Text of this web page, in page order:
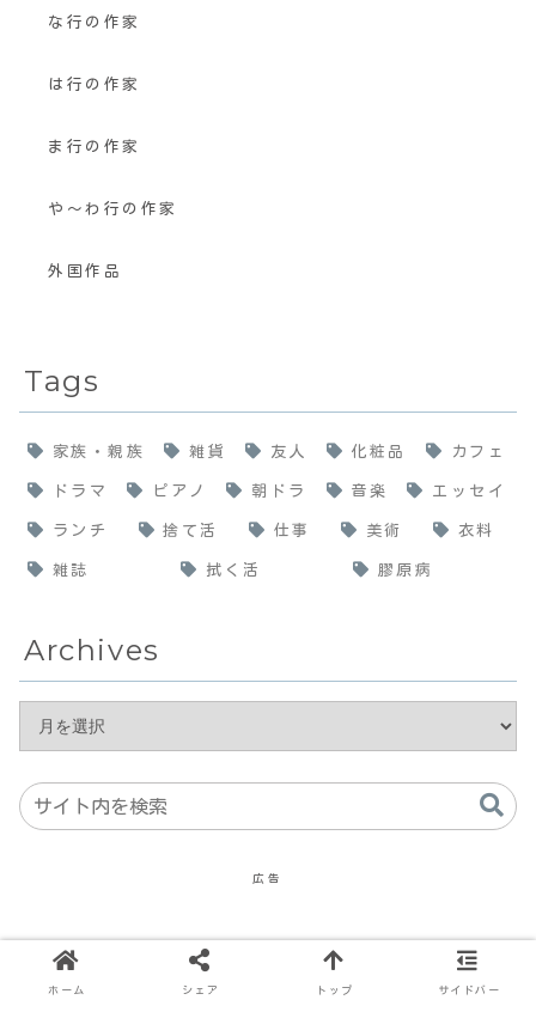
な行の作家
は行の作家
ま行の作家
や〜わ行の作家
外国作品
Tags
家族・親族 雑貨 友人 化粧品 カフェ
ドラマ ピアノ 朝ドラ 音楽 エッセイ
ランチ 捨て活 仕事 美術 衣料
雑誌 拭く活 膠原病
Archives
広告
ホーム シェア トップ サイドバー